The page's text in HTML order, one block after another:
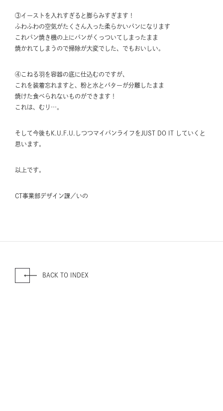
③イーストを入れすぎると膨らみすぎます！
ふわふわの空気がたくさん入った柔らかいパンになります
これパン焼き機の上にパンがくっついてしまったまま
焼かれてしまうので掃除が大変でした、でもおいしい。
④こねる羽を容器の底に仕込むのですが、
これを装着忘れますと、粉と水とバターが分離したまま
焼けた食べられないものができます！
これは、むり…。
そして今後もK.U.F.U.しつつマイパンライフをJUST DO IT していくと
思います。
以上です。
CT事業部デザイン課／いの
BACK TO INDEX